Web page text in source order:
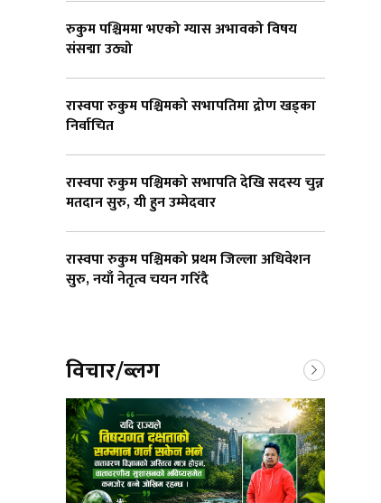
रुकुम पश्चिममा भएको ग्यास अभावको विषय
संसद्मा उठ्यो
रास्वपा रुकुम पश्चिमको सभापतिमा द्रोण खड्का
निर्वाचित
रास्वपा रुकुम पश्चिमको सभापति देखि सदस्य चुन्न
मतदान सुरु, यी हुन उम्मेदवार
रास्वपा रुकुम पश्चिमको प्रथम जिल्ला अधिवेशन
सुरु, नयाँ नेतृत्व चयन गरिँदै
विचार/ब्लग